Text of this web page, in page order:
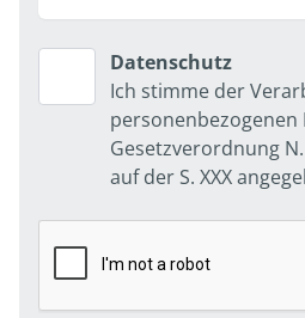
Datenschutz
Datenschutz
Ich stimme der
Gesetzverordnung
auf der S. XXX